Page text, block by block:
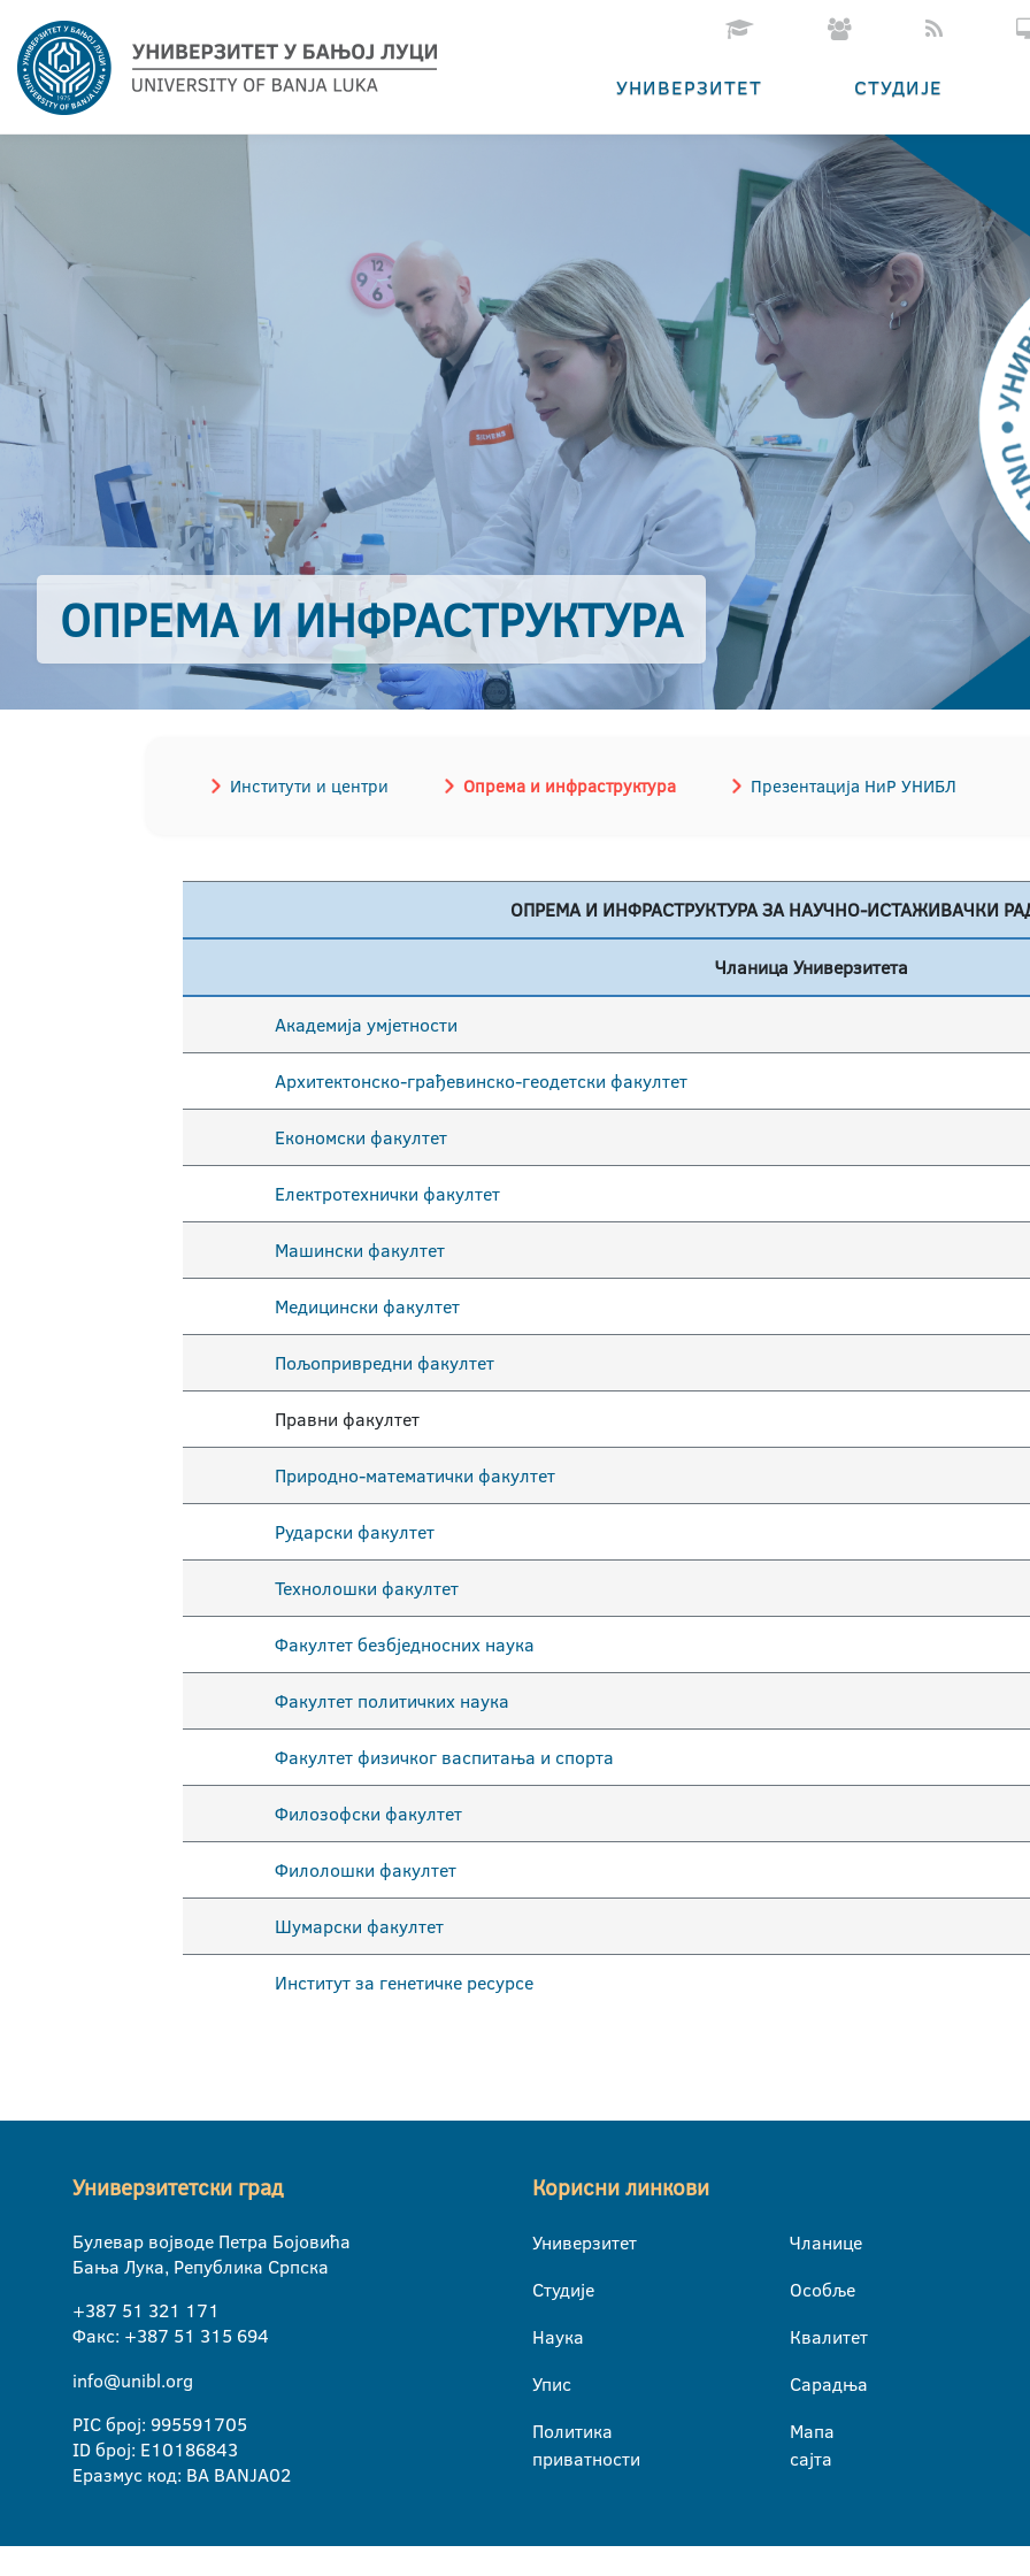
УНИВЕРЗИТЕТ СТУДИЈЕ
ОПРЕМА И ИНФРАСТРУКТУРА
Институти и центри Опрема и инфраструктура Презентација НиР УНИБЛ
ОПРЕМА И ИНФРАСТРУКТУРА ЗА НАУЧНО-ИСТАЖИВАЧКИ
Чланица Универзитета
Академија умјетности
Архитектонско-грађевинско-геодетски факултет
Економски факултет
Електротехнички факултет
Машински факултет
Медицински факултет
Пољопривредни факултет
Правни факултет
Природно-математички факултет
Рударски факултет
Технолошки факултет
Факултет безбједносних наука
Факултет политичких наука
Факултет физичког васпитања и спорта
Филозофски факултет
Филолошки факултет
Шумарски факултет
Институт за генетичке ресурсе
Универзитетски град
Булевар војводе Петра Бојовића
Бања Лука, Република Српска
+387 51 321 171
Факс: +387 51 315 694
info@unibl.org
PIC број: 995591705
ID број: E10186843
Еразмус код: BA BANJA02
Корисни линкови
Универзитет
Студије
Наука
Упис
Политика
приватности
Чланице
Особље
Квалитет
Сарадња
Мапа
сајта